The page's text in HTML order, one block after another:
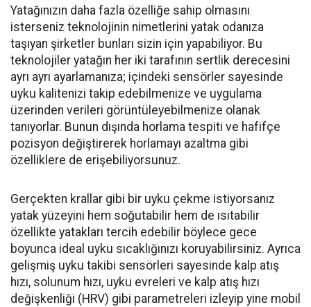
Yatağınızın daha fazla özelliğe sahip olmasını
isterseniz teknolojinin nimetlerini yatak odanıza
taşıyan şirketler bunları sizin için yapabiliyor. Bu
teknolojiler yatağın her iki tarafının sertlik derecesini
ayrı ayrı ayarlamanıza; içindeki sensörler sayesinde
uyku kalitenizi takip edebilmenize ve uygulama
üzerinden verileri görüntüleyebilmenize olanak
tanıyorlar. Bunun dışında horlama tespiti ve hafifçe
pozisyon değiştirerek horlamayı azaltma gibi
özelliklere de erişebiliyorsunuz.
Gerçekten krallar gibi bir uyku çekme istiyorsanız
yatak yüzeyini hem soğutabilir hem de ısıtabilir
özellikte yatakları tercih edebilir böylece gece
boyunca ideal uyku sıcaklığınızı koruyabilirsiniz. Ayrıca
gelişmiş uyku takibi sensörleri sayesinde kalp atış
hızı, solunum hızı, uyku evreleri ve kalp atış hızı
değişkenliği (HRV) gibi parametreleri izleyip yine mobil